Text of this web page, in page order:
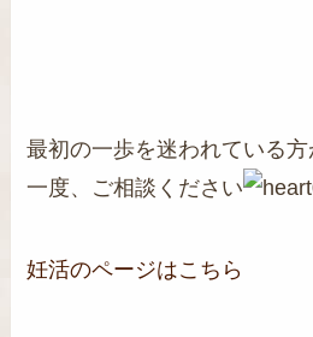
最初の一歩を迷われている方
一度、ご相談ください
妊活のページはこちら